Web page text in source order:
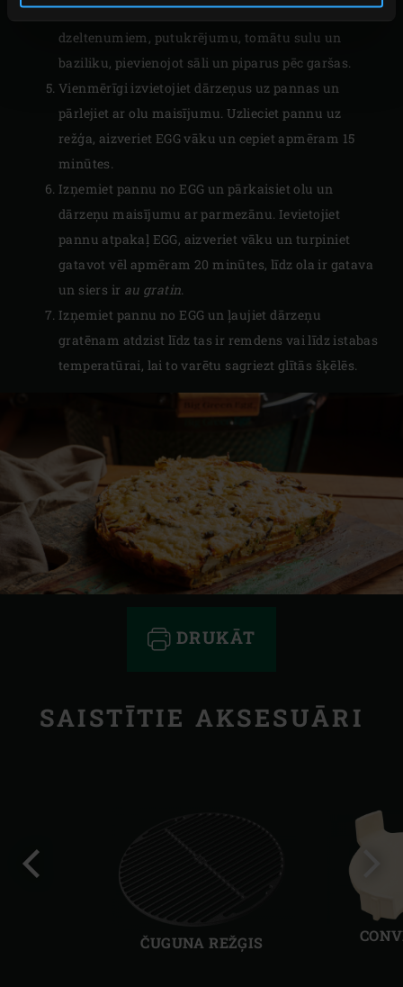
tiem nedaudz atdzist. Pa to laiku sakuliet olas ar
dzeltenumiem, putukrējumu, tomātu sulu un
baziliku, pievienojot sāli un piparus pēc garšas.
Vienmērīgi izvietojiet dārzeņus uz pannas un
pārlejiet ar olu maisījumu. Uzlieciet pannu uz
režģa, aizveriet EGG vāku un cepiet apmēram 15
minūtes.
Izņemiet pannu no EGG un pārkaisiet olu un
dārzeņu maisījumu ar parmezānu. Ievietojiet
pannu atpakaļ EGG, aizveriet vāku un turpiniet
gatavot vēl apmēram 20 minūtes, līdz ola ir gatava
un siers ir au gratin.
Izņemiet pannu no EGG un ļaujiet dārzeņu
gratēnam atdzist līdz tas ir remdens vai līdz istabas
temperatūrai, lai to varētu sagriezt glītās šķēlēs.
DRUKĀT
SAISTĪTIE AKSESUĀRI
ČUGUNA REŽĢIS